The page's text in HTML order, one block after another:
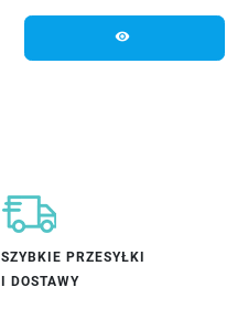
visibility
SZYBKIE PRZESYŁKI
I DOSTAWY